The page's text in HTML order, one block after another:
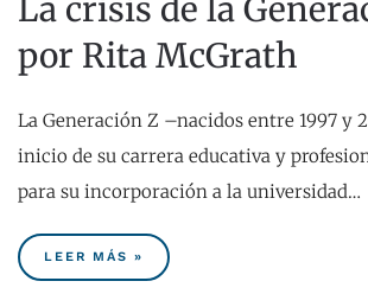
La crisis de la
por Rita McGrath
La Generación Z –nacidos entre 1997 y
inicio de su carrera educativa y
para su incorporación a la universidad…
LEER MÁS »